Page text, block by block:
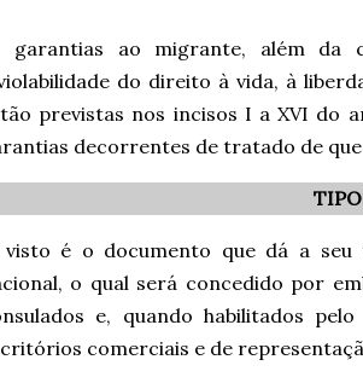
garantias ao migrante, além da
do direito à vida, à
previstas nos incisos I a XVI do
decorrentes de tratado de
é o documento que dá a
o qual será concedido por
e, quando habilitados
comerciais e de